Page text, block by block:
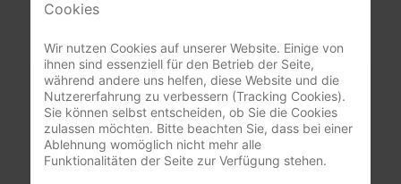
Mitgliederbereich
nur registrierte Pflegeunternehmer:innen
(DBfK Nordwest + Südost)
Cookies
Wir nutzen Cookies auf unserer Website. Einige von
ihnen sind essenziell für den Betrieb der Seite,
während andere uns helfen, diese Website und die
Nutzererfahrung zu verbessern (Tracking Cookies).
Sie können selbst entscheiden, ob Sie die Cookies
zulassen möchten. Bitte beachten Sie, dass bei einer
Ablehnung womöglich nicht mehr alle
Funktionalitäten der Seite zur Verfügung stehen.